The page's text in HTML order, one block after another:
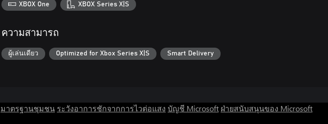
XBOX One XBOX Series X|S
ความสามารถ
ผู้เล่นเดียว Optimized for Xbox Series X|S Smart Delivery
มาตรฐานชุมชน ระวังอาการชักจากการไวต่อแสง บัญชี Microsoft ฝ่ายสนับสนุนของ Microsoft